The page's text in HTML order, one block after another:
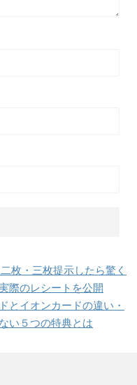
枚・三枚提示したら驚く
際のレシートを公開
とイオンカードの違い・
い５つの特典とは